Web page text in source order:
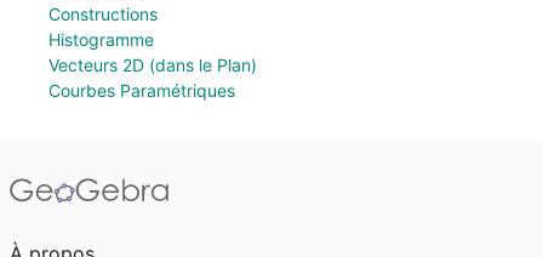
Constructions
Histogramme
Vecteurs 2D (dans le Plan)
Courbes Paramétriques